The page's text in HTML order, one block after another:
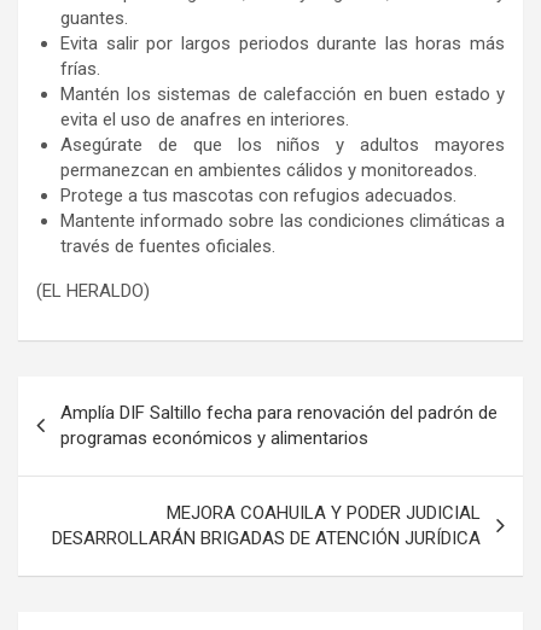
guantes.
Evita salir por largos periodos durante las horas más
frías.
Mantén los sistemas de calefacción en buen estado y
evita el uso de anafres en interiores.
Asegúrate de que los niños y adultos mayores
permanezcan en ambientes cálidos y monitoreados.
Protege a tus mascotas con refugios adecuados.
Mantente informado sobre las condiciones climáticas a
través de fuentes oficiales.
(EL HERALDO)
de
entradas
Amplía DIF Saltillo fecha para renovación del padrón de
programas económicos y alimentarios
MEJORA COAHUILA Y PODER JUDICIAL
DESARROLLARÁN BRIGADAS DE ATENCIÓN JURÍDICA